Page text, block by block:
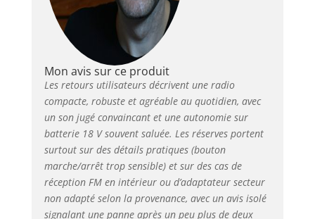
Mon avis sur ce produit
Les retours utilisateurs décrivent une radio
compacte, robuste et agréable au quotidien, avec
un son jugé convaincant et une autonomie sur
batterie 18 V souvent saluée. Les réserves portent
surtout sur des détails pratiques (bouton
marche/arrêt trop sensible) et sur des cas de
réception FM en intérieur ou d’adaptateur secteur
non adapté selon la provenance, avec un avis isolé
signalant une panne après un peu plus de deux